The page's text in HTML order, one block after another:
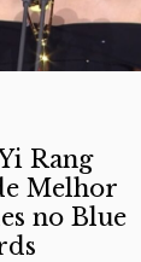
Rang
Melhor
no Blue